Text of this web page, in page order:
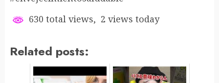
630 total views, 2 views today
Related posts: